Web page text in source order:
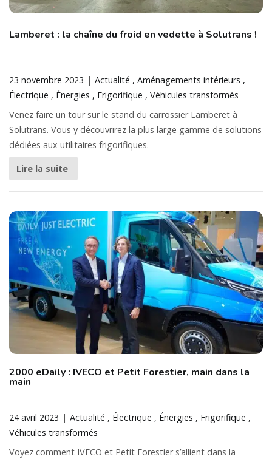
Lamberet : la chaîne du froid en vedette à Solutrans !
23 novembre 2023 Actualité
Aménagements intérieurs
Électrique
Énergies Frigorifique
Véhicules transformés
Venez faire un tour sur le stand du carrossier Lamberet à
Solutrans. Vous y découvrirez la plus large gamme de solutions
dédiées aux utilitaires frigorifiques.
Lire la suite
2000 eDaily : IVECO et Petit Forestier, main dans la
main
24 avril 2023 Actualité Électrique Énergies
Frigorifique
Véhicules transformés
Voyez comment IVECO et Petit Forestier s’allient dans la